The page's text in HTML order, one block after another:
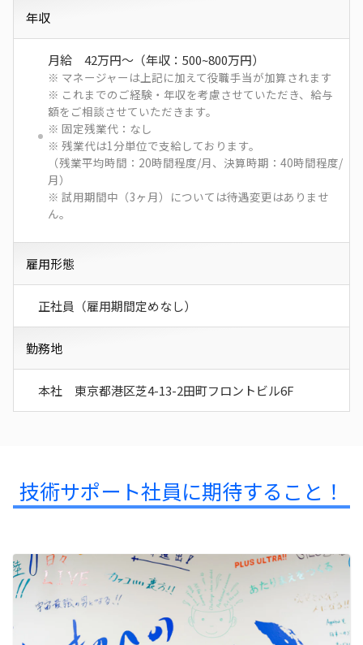
年収
月給 42万円～（年収：500~800万円）
※ マネージャーは上記に加えて役職手当が加算されます
※ これまでのご経験・年収を考慮させていただき、給与
額をご相談させていただきます。
※ 固定残業代：なし
※ 残業代は1分単位で支給しております。
（残業平均時間：20時間程度/月、決算時期：40時間程度/
月）
※ 試用期間中（3ヶ月）については待遇変更はありませ
ん。
雇用形態
正社員（雇用期間定めなし）
勤務地
本社 東京都港区芝4-13-2田町フロントビル6F
技術サポート社員に期待すること！